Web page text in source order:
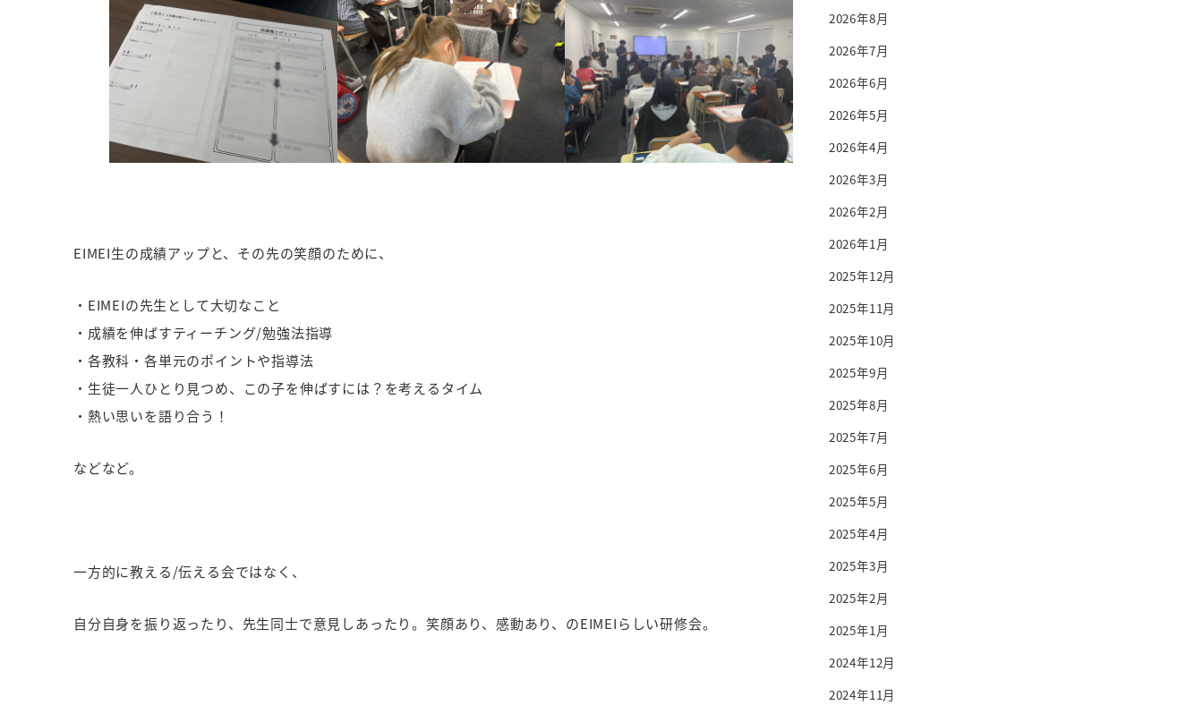
EIMEI生の成績アップと、その先の笑顔のために、
・EIMEIの先生として大切なこと
・成績を伸ばすティーチング/勉強法指導
・各教科・各単元のポイントや指導法
・生徒一人ひとり見つめ、この子を伸ばすには？を考えるタイム
・熱い思いを語り合う！
などなど。
一方的に教える/伝える会ではなく、
自分自身を振り返ったり、先生同士で意見しあったり。笑顔あり、感動あり、のEIMEIらしい研修会。
2026年8月
2026年7月
2026年6月
2026年5月
2026年4月
2026年3月
2026年2月
2026年1月
2025年12月
2025年11月
2025年10月
2025年9月
2025年8月
2025年7月
2025年6月
2025年5月
2025年4月
2025年3月
2025年2月
2025年1月
2024年12月
2024年11月